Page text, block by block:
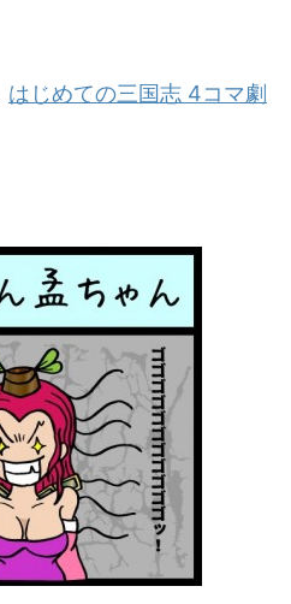
はじめての三国志 4コマ劇